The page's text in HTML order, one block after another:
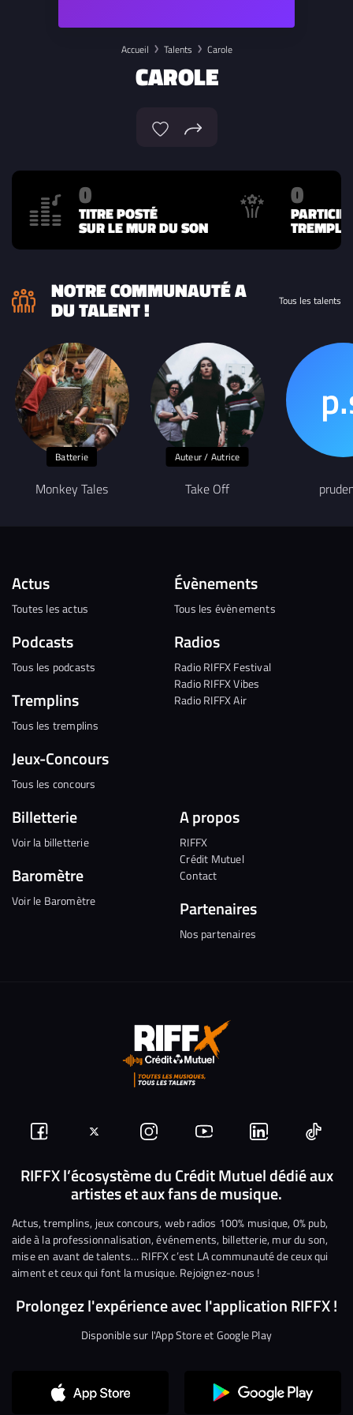
Accueil Talents Carole
CAROLE
0
TITRE POSTÉ
SUR LE MUR DU SON
0
NOTRE COMMUNAUTÉ A
DU TALENT ! Tous les talents
Batterie
Monkey Tales
Auteur / Autrice
Take Off
Actus
Toutes les actus
Podcasts
Tous les podcasts
Tremplins
Tous les tremplins
Jeux-Concours
Tous les concours
Évènements
Tous les évènements
Radios
Radio RIFFX Festival
Radio RIFFX Vibes
Radio RIFFX Air
Billetterie
Voir la billetterie
Baromètre
Voir le Baromètre
A propos
RIFFX
Crédit Mutuel
Contact
Partenaires
Nos partenaires
Suivez-
nous
Facebook
Suivez-
nous
sur
Twitter
Nous
rejoindre
sur
Instagram
Nous
rejoindre
sur
YouTube
Nous
rejoindre
sur
Linkedin
Nous
RIFFX l’écosystème du Crédit Mutuel dédié aux
artistes et aux fans de musique.
Actus, tremplins, jeux concours, web radios 100% musique, 0% pub,
aide à la professionnalisation, événements, billetterie, mur du son,
mise en avant de talents… RIFFX c’est LA communauté de ceux qui
aiment et ceux qui font la musique. Rejoignez-nous !
Prolongez l'expérience avec l'application RIFFX !
Disponible sur l'App Store et Google Play